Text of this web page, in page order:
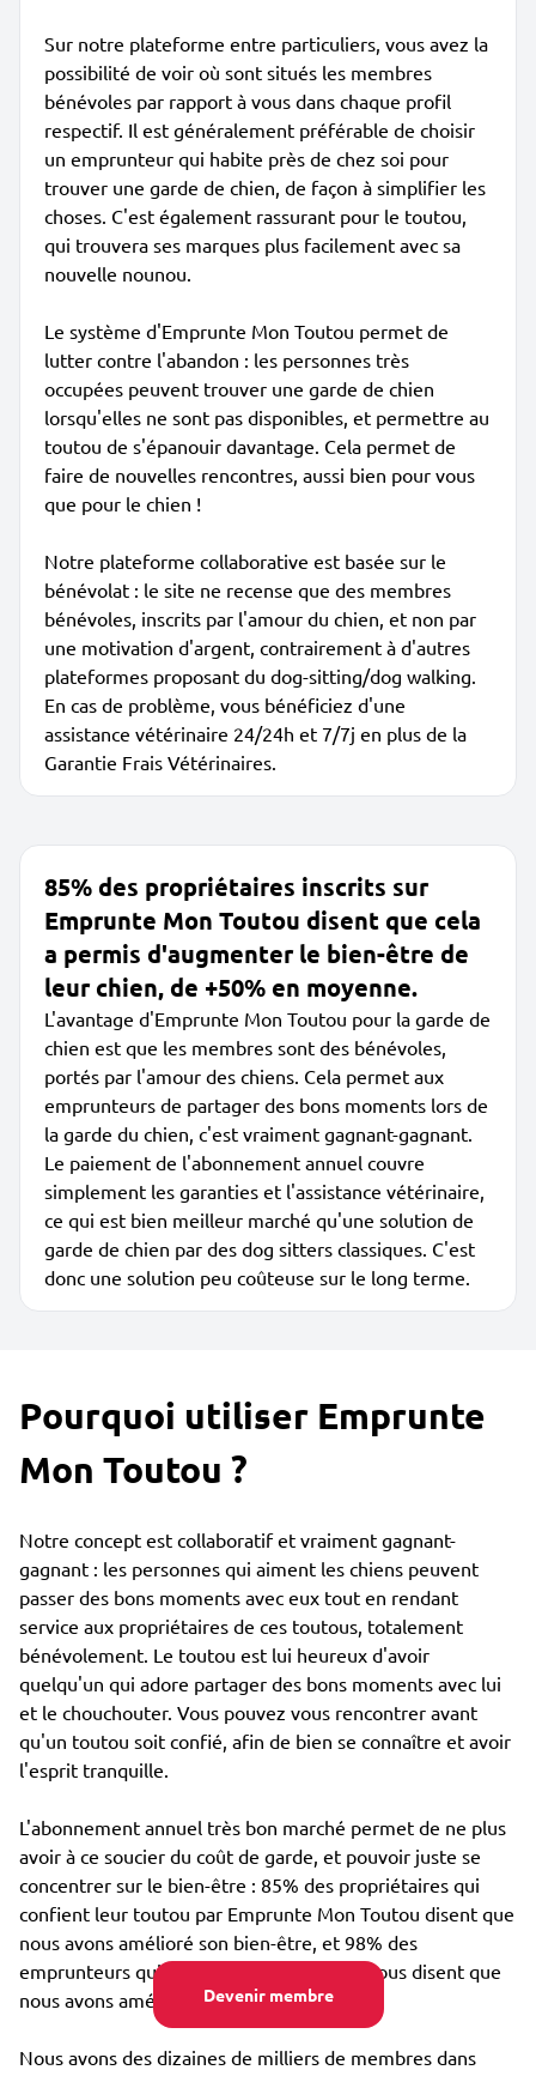
Devenir membre
Sur notre plateforme entre particuliers, vous avez la
possibilité de voir où sont situés les membres
bénévoles par rapport à vous dans chaque profil
respectif. Il est généralement préférable de choisir
un emprunteur qui habite près de chez soi pour
trouver une garde de chien, de façon à simplifier les
choses. C'est également rassurant pour le toutou,
qui trouvera ses marques plus facilement avec sa
nouvelle nounou.
Le système d'Emprunte Mon Toutou permet de
lutter contre l'abandon : les personnes très
occupées peuvent trouver une garde de chien
lorsqu'elles ne sont pas disponibles, et permettre au
toutou de s'épanouir davantage. Cela permet de
faire de nouvelles rencontres, aussi bien pour vous
que pour le chien !
Notre plateforme collaborative est basée sur le
bénévolat : le site ne recense que des membres
bénévoles, inscrits par l'amour du chien, et non par
une motivation d'argent, contrairement à d'autres
plateformes proposant du dog-sitting/dog walking.
En cas de problème, vous bénéficiez d'une
assistance vétérinaire 24/24h et 7/7j en plus de la
Garantie Frais Vétérinaires.
85% des propriétaires inscrits sur
Emprunte Mon Toutou disent que cela
a permis d'augmenter le bien-être de
leur chien, de +50% en moyenne.
L'avantage d'Emprunte Mon Toutou pour la garde de
chien est que les membres sont des bénévoles,
portés par l'amour des chiens. Cela permet aux
emprunteurs de partager des bons moments lors de
la garde du chien, c'est vraiment gagnant-gagnant.
Le paiement de l'abonnement annuel couvre
simplement les garanties et l'assistance vétérinaire,
ce qui est bien meilleur marché qu'une solution de
garde de chien par des dog sitters classiques. C'est
donc une solution peu coûteuse sur le long terme.
Pourquoi utiliser Emprunte
Mon Toutou ?
Notre concept est collaboratif et vraiment gagnant-
gagnant : les personnes qui aiment les chiens peuvent
passer des bons moments avec eux tout en rendant
service aux propriétaires de ces toutous, totalement
bénévolement. Le toutou est lui heureux d'avoir
quelqu'un qui adore partager des bons moments avec lui
et le chouchouter. Vous pouvez vous rencontrer avant
qu'un toutou soit confié, afin de bien se connaître et avoir
l'esprit tranquille.
L'abonnement annuel très bon marché permet de ne plus
avoir à ce soucier du coût de garde, et pouvoir juste se
concentrer sur le bien-être : 85% des propriétaires qui
confient leur toutou par Emprunte Mon Toutou disent que
nous avons amélioré son bien-être, et 98% des
emprunteurs qui s'occupent d'un toutou nous disent que
nous avons amélioré leur propre bien-être.
Nous avons des dizaines de milliers de membres dans